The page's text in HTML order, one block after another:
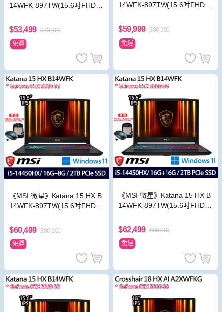
14WFK-897TW(15.6吋FHD/i5
X5060/特仕版)
$53,499 $73,900
免運
14WFK-897TW(15.6吋FHD/i5
X5060/特仕版)
$59,999 $86,900
免運
《MSI 微星》Katana 15 HX B
14WFK-897TW(15.6吋FHD/i5
5060/特仕版)
$60,499 $86,900
免運
《MSI 微星》Katana 15 HX B
14WFK-897TW(15.6吋FHD/i5
X5060/特仕版)
$62,499 $88,900
免運